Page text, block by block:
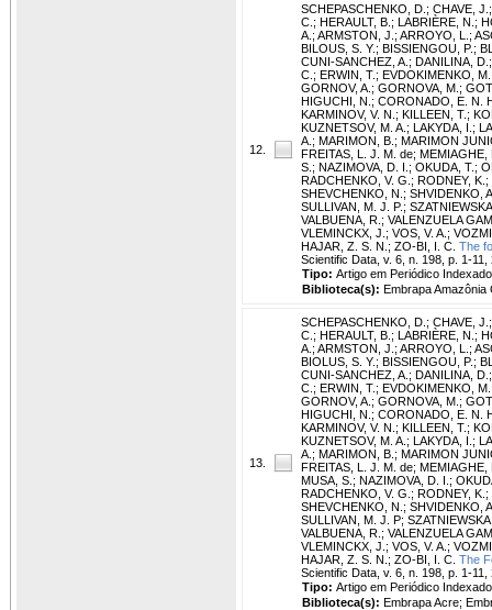
12.
SCHEPASCHENKO, D. ; CHAVE, J.
C. ; HERAULT, B. ; LABRIÈRE, N. ;
A. ; ARMSTON, J. ; ARROYO, L. ;
BILOUS, S. Y. ; BISSIENGOU, P. ;
CUNI-SANCHEZ, A. ; DANILINA, D.
C. ; ERWIN, T. ; EVDOKIMENKO,
GORNOV, A. ; GORNOVA, M. ;
HIGUCHI, N. ; CORONADO, E. N.
KARMINOV, V. N. ; KILLEEN, T. ;
KUZNETSOV, M. A. ; LAKYDA, I. ;
A. ; MARIMON, B. ; MARIMON
FREITAS, L. J. M. de; MEMIAGHE,
S. ; NAZIMOVA, D. I. ; OKUDA, T. ;
RADCHENKO, V. G. ; RODNEY, K. ;
SHEVCHENKO, N. ; SHVIDENKO,
SULLIVAN, M. J. P. ;
VALBUENA, R. ; VALENZUELA
VLEMINCKX, J. ; VOS, V. A. ;
HAJAR, Z. S. N. ; ZO-BI, I. C. The
Scientific Data, v. 6, n. 198, p. 1-11,
Tipo: Artigo em Periódico Indexado
Biblioteca(s): Embrapa Amazônia
13.
SCHEPASCHENKO, D. ; CHAVE, J.
C. ; HERAULT, B. ; LABRIÈRE, N. ;
A. ; ARMSTON, J. ; ARROYO, L. ;
BIOLUS, S. Y. ; BISSIENGOU, P. ;
CUNI-SANCHEZ, A. ; DANILINA, D.
C. ; ERWIN, T. ; EVDOKIMENKO,
GORNOV, A. ; GORNOVA, M. ;
HIGUCHI, N. ; CORONADO, E. N.
KARMINOV, V. N. ; KILLEEN, T. ;
KUZNETSOV, M. A. ; LAKYDA, I. ;
A. ; MARIMON, B. ; MARIMON
FREITAS, L. J. M. de; MEMIAGHE,
MUSA, S. ; NAZIMOVA, D. I. ;
RADCHENKO, V. G. ; RODNEY, K. ;
SHEVCHENKO, N. ; SHVIDENKO,
SULLIVAN, M. J. P;
VALBUENA, R. ; VALENZUELA
VLEMINCKX, J. ; VOS, V. A. ;
HAJAR, Z. S. N. ; ZO-BI, I. C. The
Scientific Data, v. 6, n. 198, p. 1-11,
Tipo: Artigo em Periódico Indexado
Biblioteca(s): Embrapa Acre;